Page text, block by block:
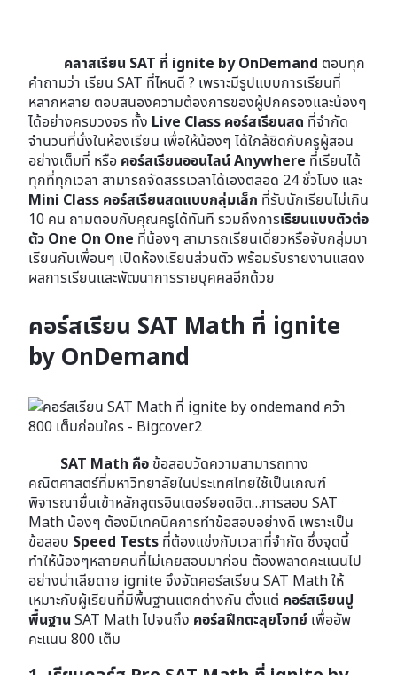
คลาสเรียน SAT ที่ ignite by OnDemand ตอบทุก
คำถามว่า เรียน SAT ที่ไหนดี ? เพราะมีรูปแบบการเรียนที่
หลากหลาย ตอบสนองความต้องการของผู้ปกครองและน้องๆ
ได้อย่างครบวงจร ทั้ง Live Class คอร์สเรียนสด ที่จํากัด
จำนวนที่นั่งในห้องเรียน เพื่อให้น้องๆ ได้ใกล้ชิดกับครูผู้สอน
อย่างเต็มที่ หรือ คอร์สเรียนออนไลน์ Anywhere ที่เรียนได้
ทุกที่ทุกเวลา สามารถจัดสรรเวลาได้เองตลอด 24 ชั่วโมง และ
Mini Class คอร์สเรียนสดแบบกลุ่มเล็ก ที่รับนักเรียนไม่เกิน
10 คน ถามตอบกับคุณครูได้ทันที รวมถึงการเรียนแบบตัวต่อ
ตัว One On One ที่น้องๆ สามารถเรียนเดี่ยวหรือจับกลุ่มมา
เรียนกับเพื่อนๆ เปิดห้องเรียนส่วนตัว พร้อมรับรายงานแสดง
ผลการเรียนและพัฒนาการรายบุคคลอีกด้วย
คอร์สเรียน SAT Math ที่ ignite
by OnDemand
SAT Math คือ ข้อสอบวัดความสามารถทาง
คณิตศาสตร์ที่มหาวิทยาลัยในประเทศไทยใช้เป็นเกณฑ์
พิจารณายื่นเข้าหลักสูตรอินเตอร์ยอดฮิต…การสอบ SAT
Math น้องๆ ต้องมีเทคนิคการทำข้อสอบอย่างดี เพราะเป็น
ข้อสอบ Speed Tests ที่ต้องแข่งกับเวลาที่จำกัด ซึ่งจุดนี้
ทำให้น้องๆหลายคนที่ไม่เคยสอบมาก่อน ต้องพลาดคะแนนไป
อย่างน่าเสียดาย ignite จึงจัดคอร์สเรียน SAT Math ให้
เหมาะกับผู้เรียนที่มีพื้นฐานแตกต่างกัน ตั้งแต่ คอร์สเรียนปู
พื้นฐาน SAT Math ไปจนถึง คอร์สฝึกตะลุยโจทย์ เพื่ออัพ
คะแนน 800 เต็ม